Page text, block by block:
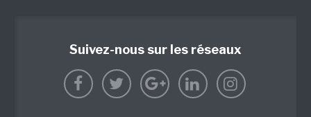
Suivez-nous sur les réseaux